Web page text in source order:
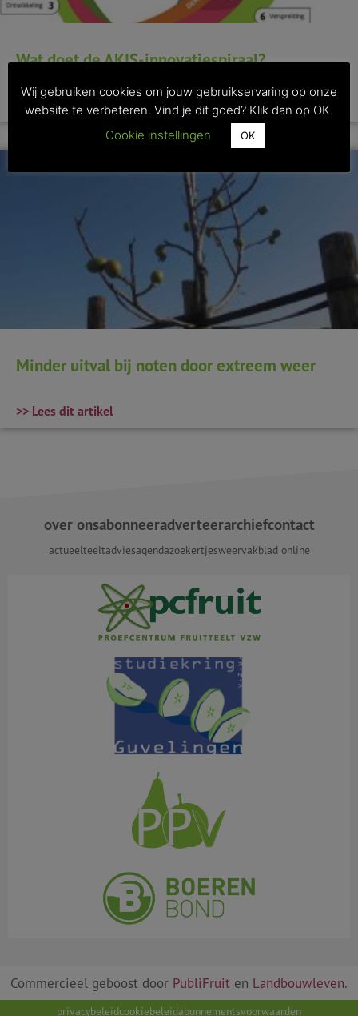
Wat doet de AKIS-innovatiespiraal?
>> Lees dit artikel
Minder uitval bij noten door extreem weer
>> Lees dit artikel
over onsabonneeradverteerarchiefcontact
actueelteeltadviesagendazoekertjesweervakblad online
Commercieel geboost door PubliFruit en Landbouwleven.
privacybeleidcookiebeleidabonnementsvoorwaarden
Wij gebruiken cookies om jouw gebruikservaring op onze
website te verbeteren. Vind je dit goed? Klik dan op OK.
Cookie instellingen
OK